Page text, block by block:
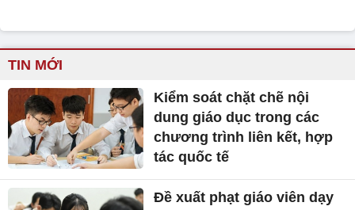
TIN MỚI
Kiểm soát chặt chẽ nội
dung giáo dục trong các
chương trình liên kết, hợp
tác quốc tế
Đề xuất phạt giáo viên dạy